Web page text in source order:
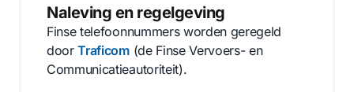
Naleving en regelgeving
Finse telefoonnummers worden geregeld
doorTraficom(de Finse Vervoers- en
Communicatieautoriteit).